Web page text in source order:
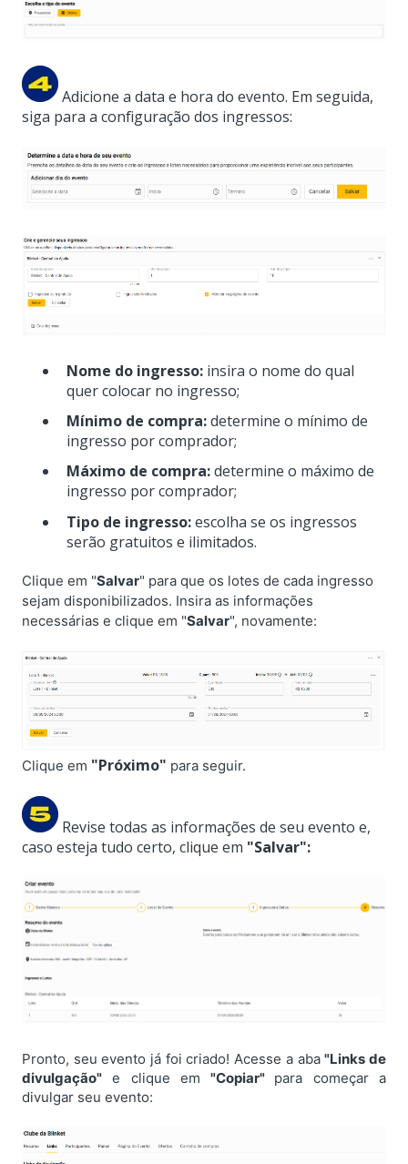
Adicione a data e hora do evento. Em seguida,
siga para a configuração dos ingressos:
Nome do ingresso: insira o nome do qual
quer colocar no ingresso;
Mínimo de compra:determine o mínimo de
ingresso por comprador;
Máximo de compra:determine o máximo de
ingresso por comprador;
Tipo de ingresso:escolha se os ingressos
serão gratuitos e ilimitados.
Clique em "Salvar" para que os lotes de cada ingresso
sejam disponibilizados. Insira as informações
necessárias e clique em "Salvar", novamente:
Clique em "Próximo" para seguir.
Revise todas as informações de seu evento e,
caso esteja tudo certo, clique em "Salvar":
Pronto, seu evento já foi criado! Acesse a aba"Links de
divulgação" e clique em"Copiar" para começar a
divulgar seu evento: